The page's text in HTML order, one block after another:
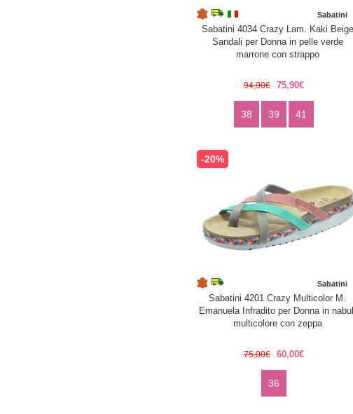
Sabatini
Sabatini 4034 Crazy Lam. Kaki Beige
Sandali per Donna in pelle verde
marrone con strappo
94,90€ 75,90€
38 39 41
-20%
Sabatini
Sabatini 4201 Crazy Multicolor M.
Emanuela Infradito per Donna in
multicolore con zeppa
75,00€ 60,00€
36